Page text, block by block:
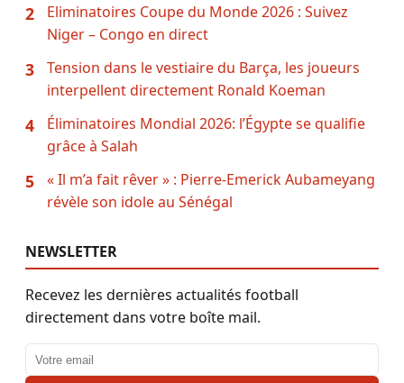
2
Eliminatoires Coupe du Monde 2026 : Suivez
Niger – Congo en direct
3
Tension dans le vestiaire du Barça, les joueurs
interpellent directement Ronald Koeman
4
Éliminatoires Mondial 2026: l’Égypte se qualifie
grâce à Salah
5
« Il m’a fait rêver » : Pierre-Emerick Aubameyang
révèle son idole au Sénégal
NEWSLETTER
Recevez les dernières actualités football
directement dans votre boîte mail.
Adresse email